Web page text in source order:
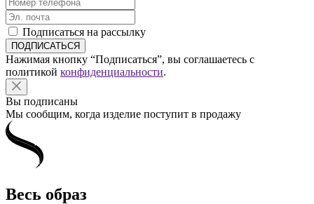
Подписаться на рассылку
Нажимая кнопку “Подписаться”, вы соглашаетесь с
политикой конфиденциальности.
Вы подписаны
Мы сообщим, когда изделие поступит в продажу
Весь образ